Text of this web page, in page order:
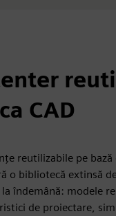
CAD
reutilizabile pe
o bibliotecă extinsă
îndemână: modele
de proiectare,